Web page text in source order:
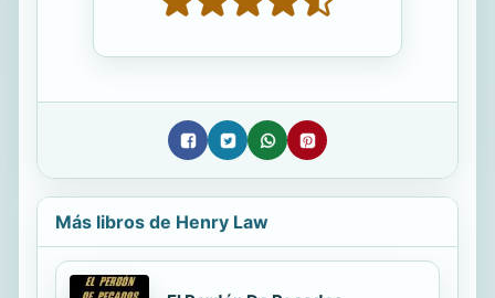
Más libros de Henry Law